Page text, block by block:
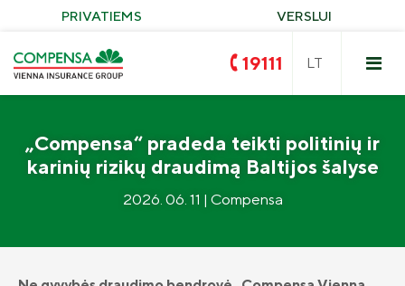
atsakomybės draudimas
Compensa VAIRUOK
PRIVATIEMS VERSLUI
19111
„Compensa“ pradeda teikti politinių ir
karinių rizikų draudimą Baltijos šalyse
2026. 06. 11 | Compensa